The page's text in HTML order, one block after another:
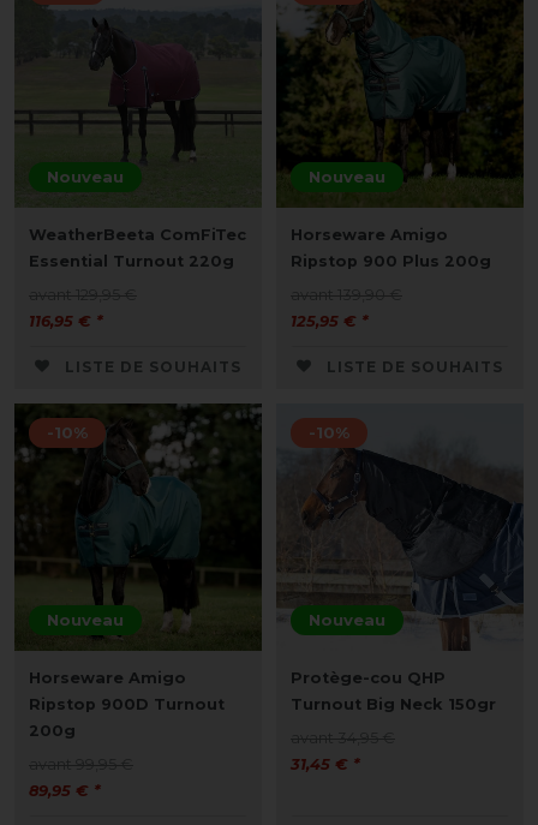
Nouveau
WeatherBeeta ComFiTec
Essential Turnout 220g
116,95 € *
LISTE DE SOUHAITS
Nouveau
Horseware Amigo
Ripstop 900 Plus 200g
125,95 € *
LISTE DE SOUHAITS
Nouveau
-10%
Horseware Amigo
Ripstop 900D Turnout
200g
89,95 € *
Nouveau
-10%
Protège-cou QHP
Turnout Big Neck 150gr
31,45 € *